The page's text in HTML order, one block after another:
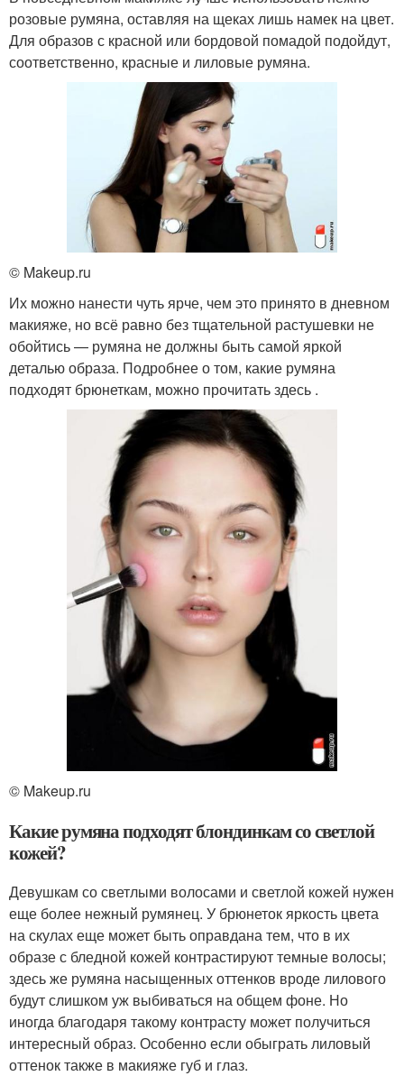
розовые румяна, оставляя на щеках лишь намек на цвет.
Для образов с красной или бордовой помадой подойдут,
соответственно, красные и лиловые румяна.
© Makeup.ru
Их можно нанести чуть ярче, чем это принято в дневном
макияже, но всё равно без тщательной растушевки не
обойтись — румяна не должны быть самой яркой
деталью образа. Подробнее о том, какие румяна
подходят брюнеткам, можно прочитать здесь .
© Makeup.ru
Какие румяна подходят блондинкам со светлой
кожей?
Девушкам со светлыми волосами и светлой кожей нужен
еще более нежный румянец. У брюнеток яркость цвета
на скулах еще может быть оправдана тем, что в их
образе с бледной кожей контрастируют темные волосы;
здесь же румяна насыщенных оттенков вроде лилового
будут слишком уж выбиваться на общем фоне. Но
иногда благодаря такому контрасту может получиться
интересный образ. Особенно если обыграть лиловый
оттенок также в макияже губ и глаз.